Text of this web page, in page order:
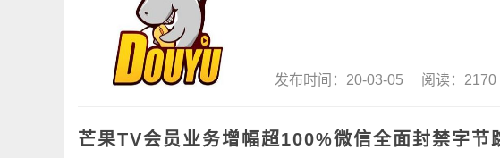
发布时间：20-03-05 阅读：2170
芒果TV会员业务增幅超100%微信全面封禁字节